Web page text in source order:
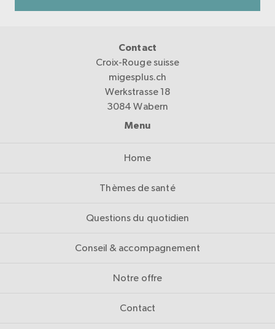
Contact
Croix-Rouge suisse
migesplus.ch
Werkstrasse 18
3084 Wabern
Menu
Home
Thèmes de santé
Questions du quotidien
Conseil & accompagnement
Notre offre
Contact